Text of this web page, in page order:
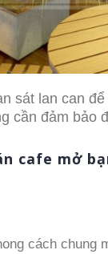
sát lan can
cần đảm bảo
cafe mở
cách chung